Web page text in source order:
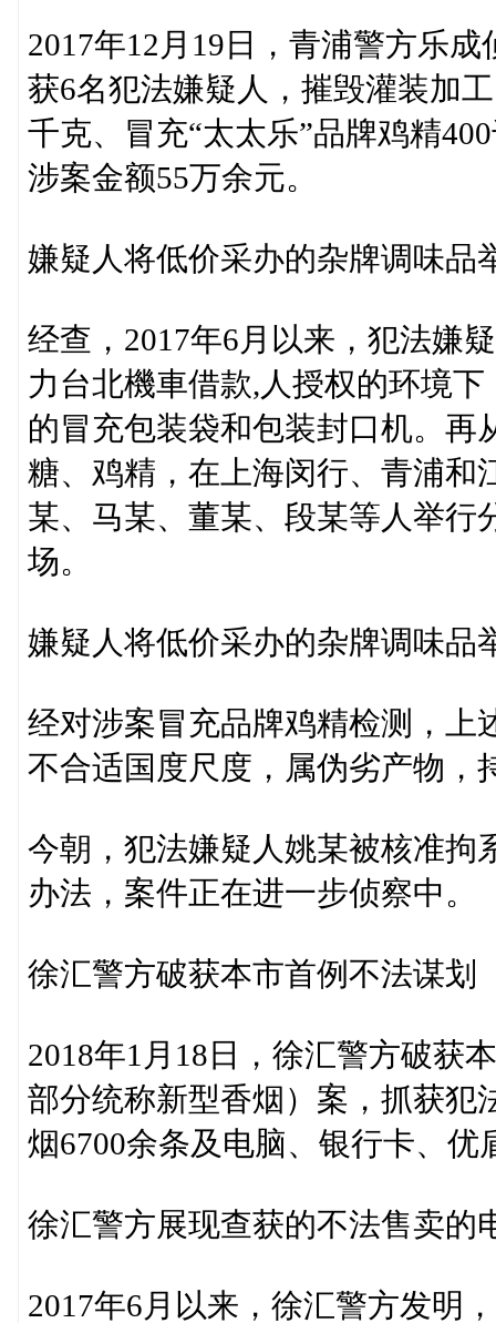
2017年12月19日，青浦警方乐
获6名犯法嫌疑人，摧毁灌装加
千克、冒充“太太乐”品牌鸡精
涉案金额55万余元。
嫌疑人将低价采办的杂牌调味品
经查，2017年6月以来，犯法嫌
力台北機車借款,人授权的环境
的冒充包装袋和包装封口机。再
糖、鸡精，在上海闵行、青浦和
某、马某、董某、段某等人举行
场。
嫌疑人将低价采办的杂牌调味品
经对涉案冒充品牌鸡精检测，上
不合适国度尺度，属伪劣产物，
今朝，犯法嫌疑人姚某被核准拘
办法，案件正在进一步侦察中。
徐汇警方破获本市首例不法谋划
2018年1月18日，徐汇警方破获
部分统称新型香烟）案，抓获犯
烟6700余条及电脑、银行卡、
徐汇警方展现查获的不法售卖的
2017年6月以来，徐汇警方发明